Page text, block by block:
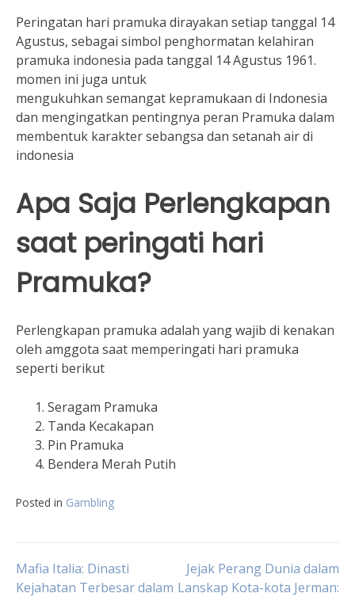
Peringatan hari pramuka dirayakan setiap tanggal 14
Agustus, sebagai simbol penghormatan kelahiran
pramuka indonesia pada tanggal 14 Agustus 1961.
momen ini juga untuk
mengukuhkan semangat kepramukaan di Indonesia
dan mengingatkan pentingnya peran Pramuka dalam
membentuk karakter sebangsa dan setanah air di
indonesia
Apa Saja Perlengkapan
saat peringati hari
Pramuka?
Perlengkapan pramuka adalah yang wajib di kenakan
oleh amggota saat memperingati hari pramuka
seperti berikut
Seragam Pramuka
Tanda Kecakapan
Pin Pramuka
Bendera Merah Putih
Posted in Gambling
Post
Mafia Italia: Dinasti
Kejahatan Terbesar dalam
Jejak Perang Dunia dalam
Lanskap Kota-kota Jerman: